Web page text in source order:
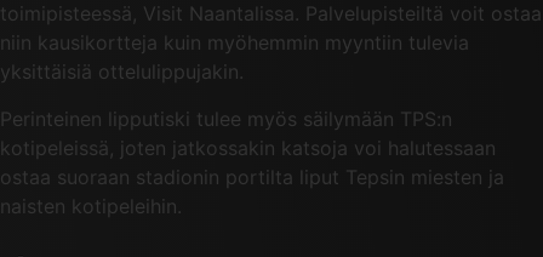
toimipisteessä, Visit Naantalissa. Palvelupisteiltä voit ostaa
niin kausikortteja kuin myöhemmin myyntiin tulevia
yksittäisiä ottelulippujakin.
Perinteinen lipputiski tulee myös säilymään TPS:n
kotipeleissä, joten jatkossakin katsoja voi halutessaan
ostaa suoraan stadionin portilta liput Tepsin miesten ja
naisten kotipeleihin.